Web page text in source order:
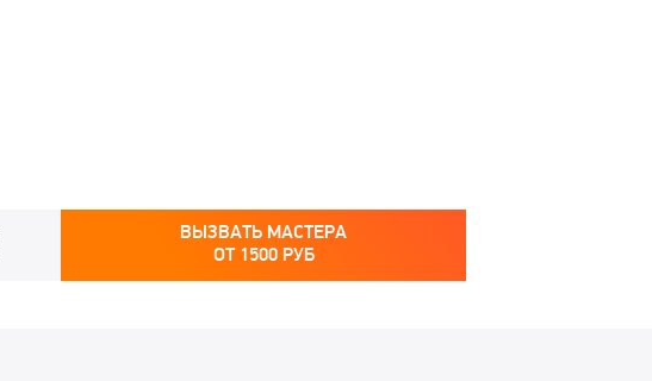
ВЫЗВАТЬ МАСТЕРА
ОТ 1500РУБ